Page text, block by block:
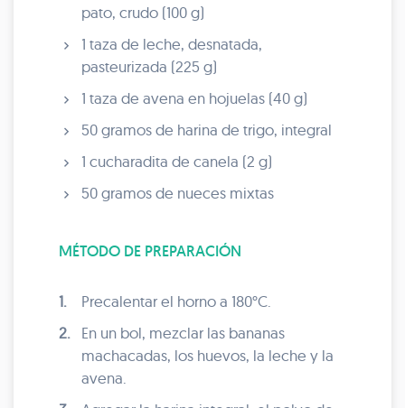
pato, crudo (100 g)
1 taza de leche, desnatada,
pasteurizada (225 g)
1 taza de avena en hojuelas (40 g)
50 gramos de harina de trigo, integral
1 cucharadita de canela (2 g)
50 gramos de nueces mixtas
MÉTODO DE PREPARACIÓN
1.
Precalentar el horno a 180°C.
2.
En un bol, mezclar las bananas
machacadas, los huevos, la leche y la
avena.